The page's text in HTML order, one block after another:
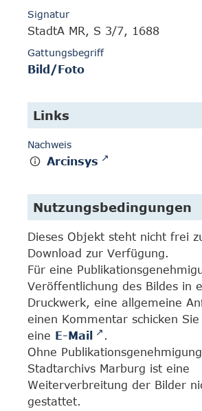
Signatur
StadtA MR, S 3/7, 1688
Gattungsbegriff
Bild/Foto
Links
Nachweis
Arcinsys
Nutzungsbedingungen
Dieses Objekt steht nicht frei
Download zur Verfügung.
Für eine
Veröffentlichung des Bildes in
Druckwerk, eine allgemeine
einen Kommentar schicken
eine E-Mail
.
Ohne
Stadtarchivs Marburg ist eine
Weiterverbreitung der Bilder
gestattet.